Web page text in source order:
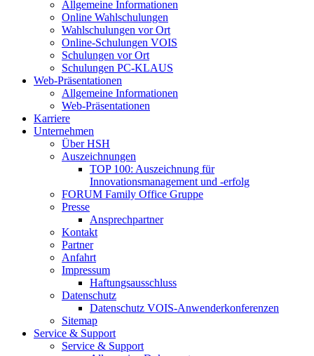
Allgemeine Informationen
Online Wahlschulungen
Wahlschulungen vor Ort
Online-Schulungen VOIS
Schulungen vor Ort
Schulungen PC-KLAUS
Web-Präsentationen
Allgemeine Informationen
Web-Präsentationen
Karriere
Unternehmen
Über HSH
Auszeichnungen
TOP 100: Auszeichnung für
Innovationsmanagement und -erfolg
FORUM Family Office Gruppe
Presse
Ansprechpartner
Kontakt
Partner
Anfahrt
Impressum
Haftungsausschluss
Datenschutz
Datenschutz VOIS-Anwenderkonferenzen
Sitemap
Service & Support
Service & Support